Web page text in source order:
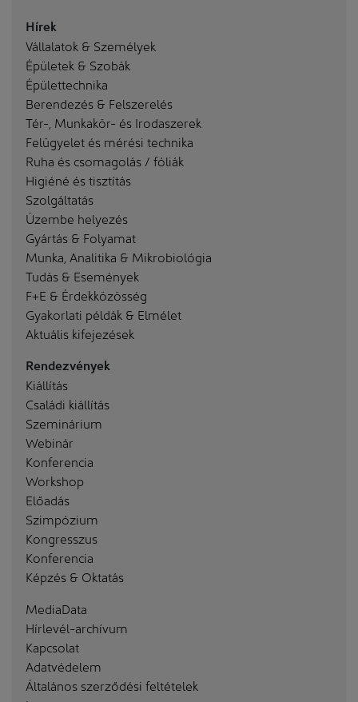
Hírek
Vállalatok & Személyek
Épületek & Szobák
Épülettechnika
Berendezés & Felszerelés
Tér-, Munkakör- és Irodaszerek
Felügyelet és mérési technika
Ruha és csomagolás / fóliák
Higiéné és tisztítás
Szolgáltatás
Üzembe helyezés
Gyártás & Folyamat
Munka, Analitika & Mikrobiológia
Tudás & Események
F+E & Érdekközösség
Gyakorlati példák & Elmélet
Aktuális kifejezések
Rendezvények
Kiállítás
Családi kiállítás
Szeminárium
Webinár
Konferencia
Workshop
Előadás
Szimpózium
Kongresszus
Konferencia
Képzés & Oktatás
MediaData
Hírlevél-archívum
Kapcsolat
Adatvédelem
Általános szerződési feltételek